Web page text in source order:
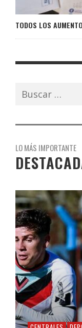
TODOS LOS
Buscar:
LO MÁS IMPORTANTE